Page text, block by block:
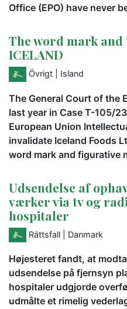
Office (EPO) have never
The word mark
ICELAND
Övrigt | Island
The General Court of the
last year in Case T-105/
European Union
invalidate Iceland Foods
word mark and figurative
Udsendelse af
værker via tv og
hospitaler
Rättsfall | Danmark
Højesteret fandt, at
udsendelse på fjernsyn
hospitaler udgjorde
udmålte et rimelig